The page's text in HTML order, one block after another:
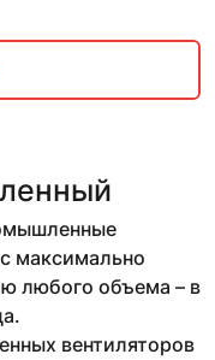
максимально
любого объема – в
вентиляторов